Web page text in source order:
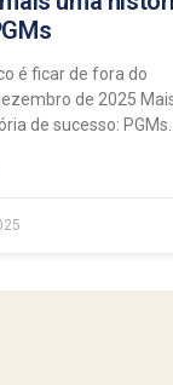
é ficar de fora do
de 2025
de sucesso: PGMs.